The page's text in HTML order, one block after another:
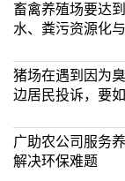
畜禽养殖场要达
水、粪污资源化
猪场在遇到因为
边居民投诉，要
广助农公司服务
解决环保难题